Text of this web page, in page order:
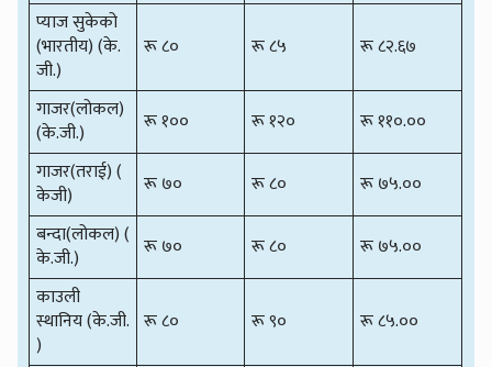
प्याज सुकेको
(भारतीय) (के.
जी.)
रू ८० रू ८५ रू ८२.६७
गाजर(लोकल)
(के.जी.)
रू १०० रू १२०
रू ११०.००
गाजर(तराई) (
केजी)
रू ७० रू ८०
रू ७५.००
बन्दा(लोकल) (
के.जी.)
रू ७० रू ८०
रू ७५.००
काउली
स्थानिय (के.जी.
)
रू ८० रू ९० रू ८५.००